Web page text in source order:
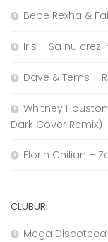
Bebe Rexha &
Iris – Sa nu
Dave & Tems –
Whitney
Dark Cover Remix)
Florin Chilian –
CLUBURI
Mega